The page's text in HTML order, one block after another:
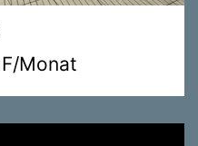
Monat